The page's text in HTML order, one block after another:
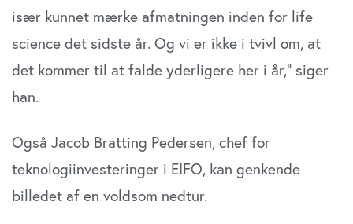
især kunnet mærke afmatningen inden for life
science det sidste år. Og vi er ikke i tvivl om, at
det kommer til at falde yderligere her i år,” siger
han.
Også Jacob Bratting Pedersen, chef for
teknologiinvesteringer i EIFO, kan genkende
billedet af en voldsom nedtur.